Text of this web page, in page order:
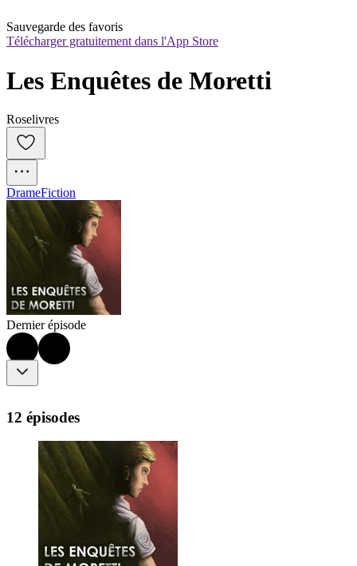
Sauvegarde des favoris
Télécharger gratuitement dans l'App Store
Les Enquêtes de Moretti
Roselivres
DrameFiction
Dernier épisode
12 épisodes